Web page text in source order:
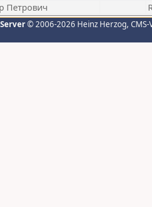
Петрович
© 2006-2026 Heinz Herzog,